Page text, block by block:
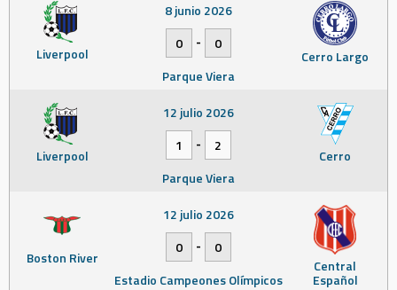
Liverpool Cerro Largo
8 junio 2026
0
-
0
Parque Viera
Liverpool Cerro
12 julio 2026
1
-
2
Parque Viera
Boston River Central
Español
12 julio 2026
0
-
0
Estadio Campeones Olímpicos